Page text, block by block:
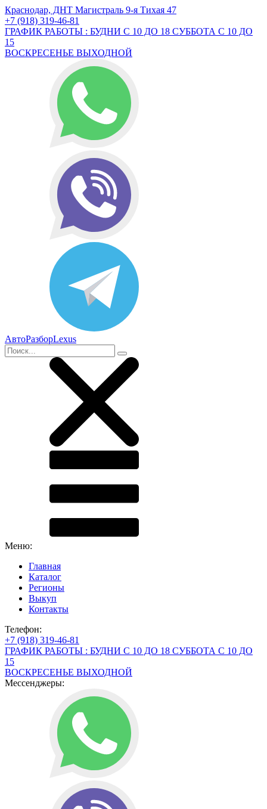
Краснодар, ДНТ Магистраль 9-я Тихая 47
+7 (918) 319-46-81
ГРАФИК РАБОТЫ : БУДНИ С 10 ДО 18 СУББОТА С 10 ДО
15
ВОСКРЕСЕНЬЕ ВЫХОДНОЙ
АвтоРазборLexus
Меню:
Главная
Каталог
Регионы
Выкуп
Контакты
Телефон:
+7 (918) 319-46-81
ГРАФИК РАБОТЫ : БУДНИ С 10 ДО 18 СУББОТА С 10 ДО
15
ВОСКРЕСЕНЬЕ ВЫХОДНОЙ
Мессенджеры: